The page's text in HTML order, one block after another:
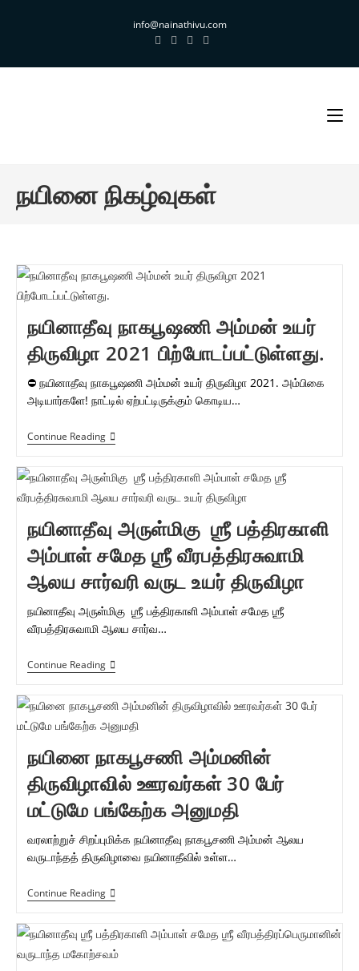
info@nainathivu.com
நயினை நிகழ்வுகள்
நயினாதீவு நாகபூஷணி அம்மன் உயர்
திருவிழா 2021 பிற்போடப்பட்டுள்ளது.
⛔ நயினாதீவு நாகபூஷணி அம்மன் உயர் திருவிழா 2021. அம்பிகை
அடியார்களே! நாட்டில் ஏற்பட்டிருக்கும் கொடிய…
Continue Readingநயினாதீவு நாகபூஷணி
அம்மன்
திருவிழா
2021
பிற்போடப்பட்டுள்ளது.
நயினாதீவு அருள்மிகு ஶ்ரீ பத்திரகாளி
அம்பாள் சமேத ஶ்ரீ வீரபத்திரசுவாமி
ஆலய சார்வரி வருட உயர் திருவிழா
நயினாதீவு அருள்மிகு ஶ்ரீ பத்திரகாளி அம்பாள் சமேத ஶ்ரீ
வீரபத்திரசுவாமி ஆலய சார்வ…
Continue Readingநயினாதீவு
அருள்மிகு
பத்திரகாளி
அம்பாள்
சமேத
வீரபத்திரசுவாமி
ஆலய
சார்வரி
வருட
உயர்
திருவிழா
நயினை நாகபூசணி அம்மனின்
திருவிழாவில் ஊரவர்கள் 30 பேர்
மட்டுமே பங்கேற்க அனுமதி
வரலாற்றுச் சிறப்புமிக்க நயினாதீவு நாகபூசணி அம்மன் ஆலய
வருடாந்தத் திருவிழாவை நயினாதீவில் உள்ள…
Continue Readingநயினை
நாகபூசணி
திருவிழாவில்
ஊரவர்கள்
30